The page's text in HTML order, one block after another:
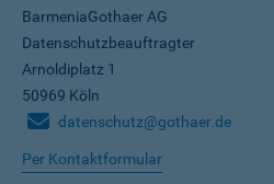
BarmeniaGothaer AG
Datenschutzbeauftragter
Arnoldiplatz 1
50969 Köln
datenschutz@gothaer.de
Per Kontaktformular